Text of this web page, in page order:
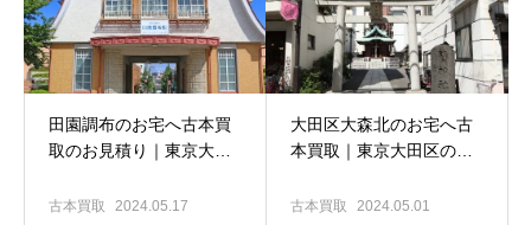
田園調布のお宅へ古本買
取のお見積り｜東京大田
古書窟揚羽堂
古本買取 2024.05.17
大田区大森北のお宅へ古
本買取｜東京大田区の古
揚羽堂
古本買取 2024.05.01